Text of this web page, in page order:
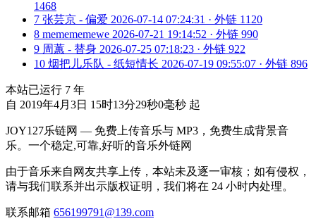
1468
7 张芸京 - 偏爱 2026-07-14 07:24:31 · 外链 1120
8 memememewe 2026-07-21 19:14:52 · 外链 990
9 周蕙 - 替身 2026-07-25 07:18:23 · 外链 922
10 烟把儿乐队 - 纸短情长 2026-07-19 09:55:07 · 外链 896
本站已运行 7 年
自 2019年4月3日 15时13分29秒0毫秒 起
JOY127乐链网 — 免费上传音乐与 MP3，免费生成背景音
乐。一个稳定,可靠,好听的音乐外链网
由于音乐来自网友共享上传，本站未及逐一审核；如有侵权，
请与我们联系并出示版权证明，我们将在 24 小时内处理。
联系邮箱 656199791@139.com